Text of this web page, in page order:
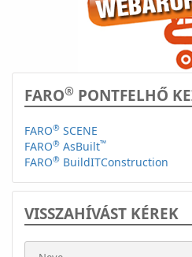
FARO® PONTFELHŐ
FARO® SCENE
FARO® AsBuilt™
FARO® BuildITConstruction
VISSZAHÍVÁST KÉREK